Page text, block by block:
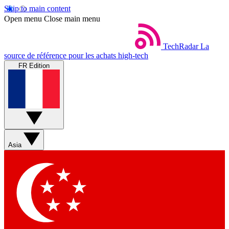
Skip to main content
Open menu Close main menu
TechRadar La
source de référence pour les achats high-tech
FR Edition
Asia